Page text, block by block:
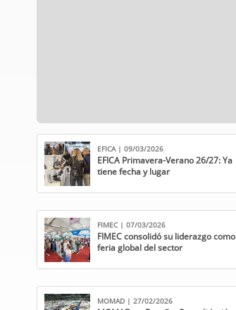
EFICA | 09/03/2026
EFICA Primavera-Verano 26/27: Ya
tiene fecha y lugar
FIMEC | 07/03/2026
FIMEC consolidó su liderazgo como
feria global del sector
MOMAD | 27/02/2026